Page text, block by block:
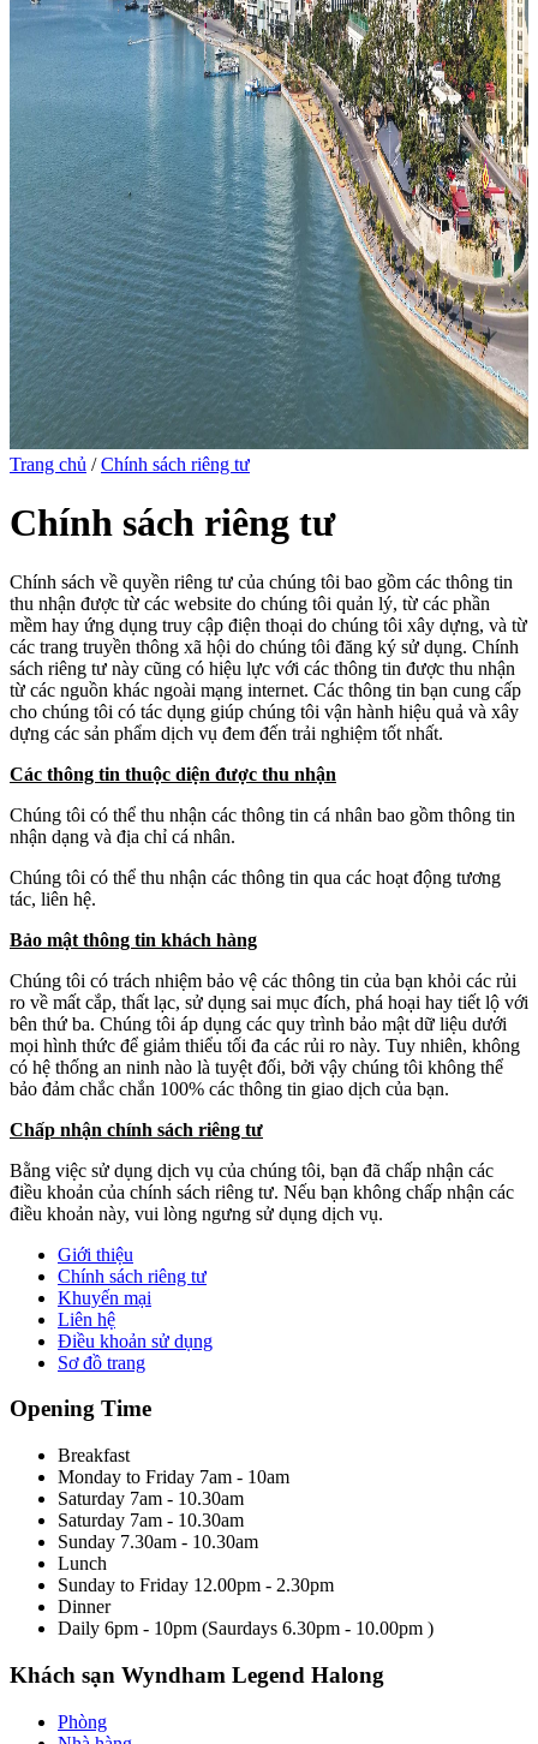
Trang chủ / Chính sách riêng tư
Chính sách riêng tư
Chính sách về quyền riêng tư của chúng tôi bao gồm các thông tin
thu nhận được từ các website do chúng tôi quản lý, từ các phần
mềm hay ứng dụng truy cập điện thoại do chúng tôi xây dựng, và từ
các trang truyền thông xã hội do chúng tôi đăng ký sử dụng. Chính
sách riêng tư này cũng có hiệu lực với các thông tin được thu nhận
từ các nguồn khác ngoài mạng internet. Các thông tin bạn cung cấp
cho chúng tôi có tác dụng giúp chúng tôi vận hành hiệu quả và xây
dựng các sản phẩm dịch vụ đem đến trải nghiệm tốt nhất.
Các thông tin thuộc diện được thu nhận
Chúng tôi có thể thu nhận các thông tin cá nhân bao gồm thông tin
nhận dạng và địa chỉ cá nhân.
Chúng tôi có thể thu nhận các thông tin qua các hoạt động tương
tác, liên hệ.
Bảo mật thông tin khách hàng
Chúng tôi có trách nhiệm bảo vệ các thông tin của bạn khỏi các rủi
ro về mất cắp, thất lạc, sử dụng sai mục đích, phá hoại hay tiết lộ với
bên thứ ba. Chúng tôi áp dụng các quy trình bảo mật dữ liệu dưới
mọi hình thức để giảm thiểu tối đa các rủi ro này. Tuy nhiên, không
có hệ thống an ninh nào là tuyệt đối, bởi vậy chúng tôi không thể
bảo đảm chắc chắn 100% các thông tin giao dịch của bạn.
Chấp nhận chính sách riêng tư
Bằng việc sử dụng dịch vụ của chúng tôi, bạn đã chấp nhận các
điều khoản của chính sách riêng tư. Nếu bạn không chấp nhận các
điều khoản này, vui lòng ngưng sử dụng dịch vụ.
Giới thiệu
Chính sách riêng tư
Khuyến mại
Liên hệ
Điều khoản sử dụng
Sơ đồ trang
Opening Time
Breakfast
Monday to Friday 7am - 10am
Saturday 7am - 10.30am
Saturday 7am - 10.30am
Sunday 7.30am - 10.30am
Lunch
Sunday to Friday 12.00pm - 2.30pm
Dinner
Daily 6pm - 10pm (Saurdays 6.30pm - 10.00pm )
Khách sạn Wyndham Legend Halong
Phòng